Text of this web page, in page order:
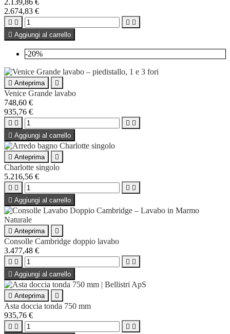
2.674,83 €
   
 Aggiungi al carrello
-20%
 Anteprima 
Venice Grande lavabo
748,60 €
935,76 €
   
 Aggiungi al carrello
 Anteprima 
Charlotte singolo
5.216,56 €
   
 Aggiungi al carrello
 Anteprima 
Consolle Cambridge doppio lavabo
3.477,48 €
   
 Aggiungi al carrello
 Anteprima 
Asta doccia tonda 750 mm
935,76 €
   